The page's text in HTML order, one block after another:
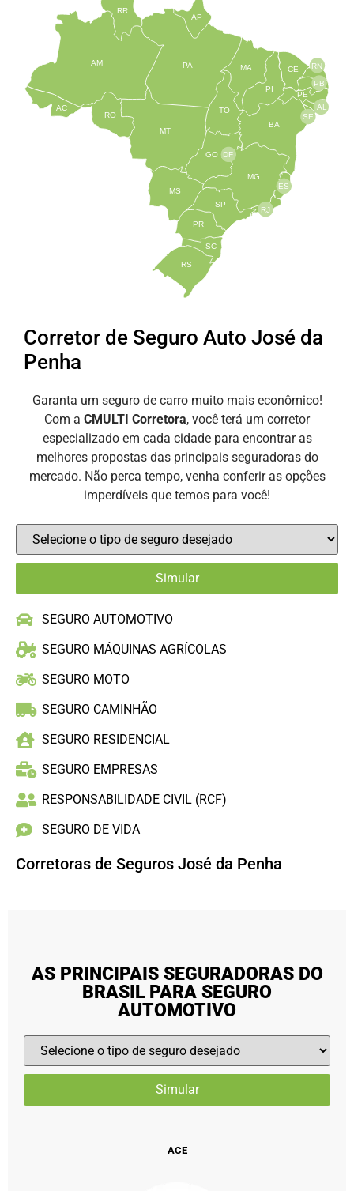
TO
BA
SE
PE
AL
RN
CE
PI
MA
AP
PA
RR
AM
AC
RO
MT
MS
GO
PR
SC
RS
SP
MG
RJ
ES
DF
PB
Corretor de Seguro Auto José da
Penha
Garanta um seguro de carro muito mais econômico!
Com a CMULTI Corretora, você terá um corretor
especializado em cada cidade para encontrar as
melhores propostas das principais seguradoras do
mercado. Não perca tempo, venha conferir as opções
imperdíveis que temos para você!
SEGURO AUTOMOTIVO
SEGURO MÁQUINAS AGRÍCOLAS
SEGURO MOTO
SEGURO CAMINHÃO
SEGURO RESIDENCIAL
SEGURO EMPRESAS
RESPONSABILIDADE CIVIL (RCF)
SEGURO DE VIDA
Corretoras de Seguros José da Penha
AS PRINCIPAIS SEGURADORAS DO
BRASIL PARA SEGURO
AUTOMOTIVO
ACE